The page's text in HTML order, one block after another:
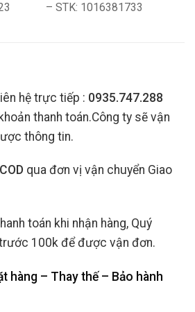
– STK: 1016381733
hệ trực tiếp : 0935.747.288
thanh toán.Công ty sẽ vận
thông tin.
qua đơn vị vận chuyển Giao
toán khi nhận hàng, Quý
100k để được vận đơn.
hàng – Thay thế – Bảo hành